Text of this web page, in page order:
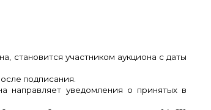
становится участником аукциона с даты
подписания.
направляет уведомления о принятых в